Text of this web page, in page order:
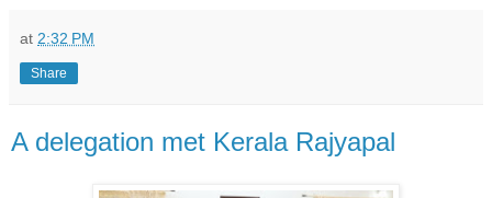
at 2:32 PM
Share
A delegation met Kerala Rajyapal